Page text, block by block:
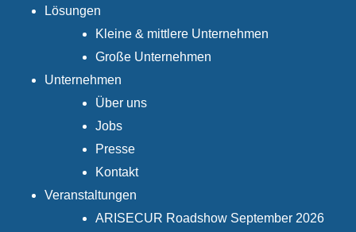
Lösungen
Kleine & mittlere Unternehmen
Große Unternehmen
Unternehmen
Über uns
Jobs
Presse
Kontakt
Veranstaltungen
ARISECUR Roadshow September 2026